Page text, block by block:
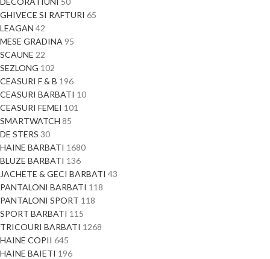
GHIVECE SI RAFTURI 65
LEAGAN 42
MESE GRADINA 95
SCAUNE 22
SEZLONG 102
CEASURI F & B 196
CEASURI BARBATI 10
CEASURI FEMEI 101
SMARTWATCH 85
DE STERS 30
HAINE BARBATI 1680
BLUZE BARBATI 136
JACHETE & GECI BARBATI 43
PANTALONI BARBATI 118
PANTALONI SPORT 118
SPORT BARBATI 115
TRICOURI BARBATI 1268
HAINE COPII 645
HAINE BAIETI 196